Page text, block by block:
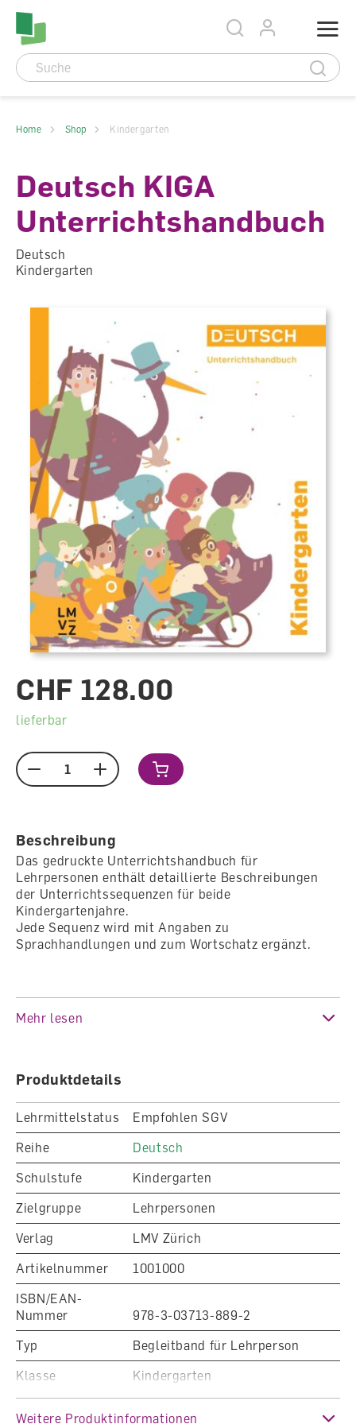
Accesskey Navigation
Seitenanfang
Direkt
Hauptnavigation
Direkt
zum
Hauptinhalt
Direkt
zum
Direkt
Home Shop Kindergarten
Deutsch KIGA
Unterrichtshandbuch
Deutsch
Kindergarten
CHF 128.00
lieferbar
Menge
Beschreibung
Das gedruckte Unterrichtshandbuch für
Lehrpersonen enthält detaillierte Beschreibungen
der Unterrichtssequenzen für beide
Kindergartenjahre.
Jede Sequenz wird mit Angaben zu
Sprachhandlungen und zum Wortschatz ergänzt.
Auch Hinweise für die Differenzierung und für Kinder
mit Deutsch als Zweitsprache gehören zu jeder
Webplattform für Lehrpersonen bezogen werden
(Artikel 1001200).
Mehr lesen
Produktdetails
Lehrmittelstatus
Empfohlen SGV
Reihe
Deutsch
Schulstufe
Kindergarten
Zielgruppe
Lehrpersonen
Verlag
LMV Zürich
Artikelnummer
1001000
ISBN/EAN-
Nummer
978-3-03713-889-2
Typ
Begleitband für Lehrperson
Klasse
Kindergarten
Weitere Produktinformationen